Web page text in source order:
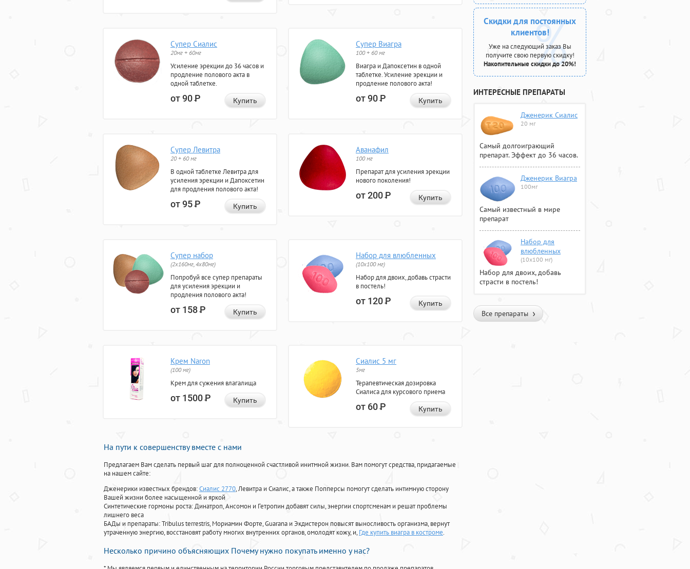
Супер Сиалис
20мг + 60мг
Усиление эрекции до 36 часов и
продление полового акта в
одной таблетке.
от 90Р Купить
Супер Виагра
100 + 60 мг
Виагра и Дапоксетин в одной
таблетке. Усиление эрекции и
продление полового акта!
от 90Р Купить
Супер Левитра
20 + 60 мг
В одной таблетке Левитра для
усиления эрекции и Дапоксетин
для продления полового акта!
от 95Р Купить
Аванафил
100 мг
Препарат для усиления эрекции
нового поколения!
от 200Р Купить
Супер набор
(2х160мг, 4х80мг)
Попробуй все супер препараты
для усиления эрекции и
продления полового акта!
от 158Р Купить
Набор для влюбленных
(10х100 мг)
Набор для двоих, добавь страсти
в постель!
от 120Р Купить
Крем Naron
(100 мг)
Крем для сужения влагалища
от 1500Р Купить
Сиалис 5 мг
5мг
Терапевтическая дозировка
Сиалиса для курсового приема
от 60Р Купить
На пути к совершенству вместе с нами
Предлагаем Вам сделать первый шаг для полноценной счастливой инитмной жизни. Вам помогут средства, придагаемые
на нашем сайте:
Дженерики известных брендов:Сиалис 2770, Левитра и Сиалис, а также Попперсы помогут сделать интимную сторону
Вашей жизни более насыщенной и яркой
Синтетические гормоны роста: Динатроп, Ансомон и Гетропин добавят силы, энергии спортсменам и решат проблемы
лишнего веса
БАДы и препараты:Tribulus terrestris, Мориамин Форте, Guarana и Экдистерон повысят выносливость организма, вернут
утраченную энергию, восстановят работу многих внутренних органов, омолодят кожу, и, Где купить виагра в костроме.
Несколько причино объясняющих Почему нужно покупать именно у нас?
Скидки для постоянных
клиентов!
Уже на следующий заказ Вы
получите свою первую скидку!
Накопительные скидки до 20%!
ИНТЕРЕСНЫЕ ПРЕПАРАТЫ
Дженерик Сиалис
20 мг
Самый долгоиграющий
препарат. Эффект до 36 часов.
Дженерик Виагра
100мг
Самый известный в мире
препарат
Набор для
влюбленных
(10х100 мг)
Набор для двоих, добавь
страсти в постель!
Все препараты